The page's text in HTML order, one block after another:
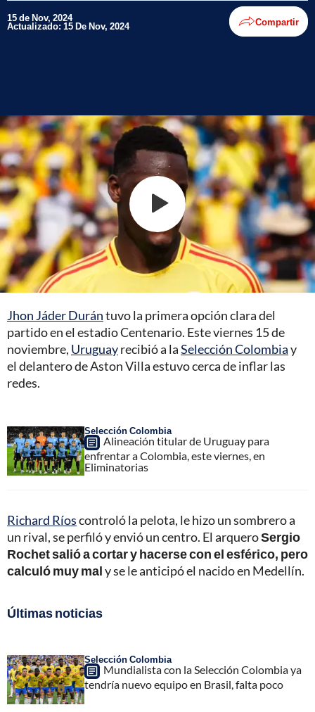
15 de Nov, 2024
Actualizado: 15 De Nov, 2024 Compartir
Jhon Jáder Durántuvo la primera opción clara del
partido en el estadio Centenario. Este viernes 15 de
noviembre, Uruguayrecibió a laSelección Colombiay
el delantero de Aston Villa estuvo cerca de inflar las
redes.
Selección Colombia
Alineación titular de Uruguay para
enfrentar a Colombia, este viernes, en
Eliminatorias
Richard Ríoscontroló la pelota, le hizo un sombrero a
un rival, se perfiló y envió un centro. El arqueroSergio
Rochet salió a cortar y hacerse con el esférico, pero
calculó muy maly se le anticipó el nacido en Medellín.
Últimas noticias
Selección Colombia
Mundialista con la Selección Colombia ya
tendría nuevo equipo en Brasil, falta poco